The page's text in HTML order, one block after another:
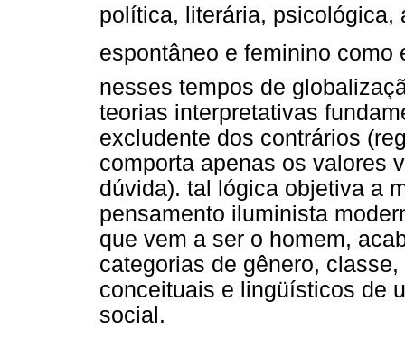
política, literária, psicológica,
espontâneo e feminino
nesses tempos de
teorias interpretativas
excludente dos contrários
comporta apenas os valores
dúvida). tal lógica objetiva a
pensamento iluminista
que vem a ser o homem,
categorias de gênero,
conceituais e lingüísticos de
social.